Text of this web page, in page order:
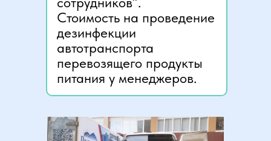
Стоимость на проведение
дезинфекции
автотранспорта
перевозящего продукты
питания у менеджеров.